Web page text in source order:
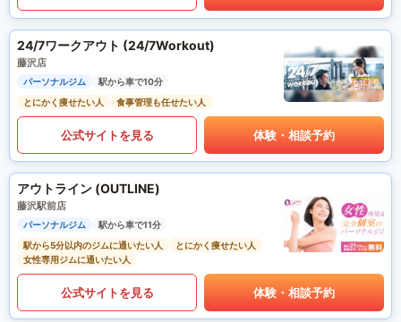
24/7ワークアウト (24/7Workout)
藤沢店
パーソナルジム
駅から車で10分
とにかく痩せたい人
食事管理も任せたい人
公式サイトを見る 体験・相談予約
アウトライン (OUTLINE)
藤沢駅前店
パーソナルジム
駅から車で11分
駅から5分以内のジムに通いたい人
とにかく痩せたい人
女性専用ジムに通いたい人
公式サイトを見る 体験・相談予約